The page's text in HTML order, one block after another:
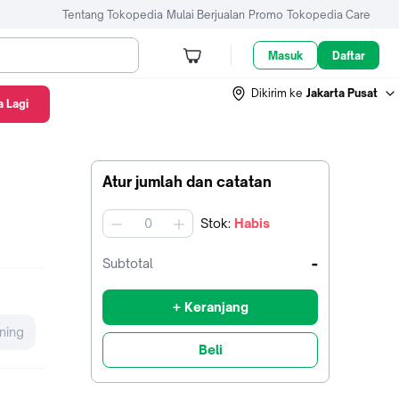
Tentang Tokopedia Mulai Berjualan Promo Tokopedia Care
Masuk Daftar
Dikirim ke Jakarta Pusat
Atur jumlah dan catatan
jumlah Stok: Habis
Subtotal -
+ Keranjang
Beli
Lagi